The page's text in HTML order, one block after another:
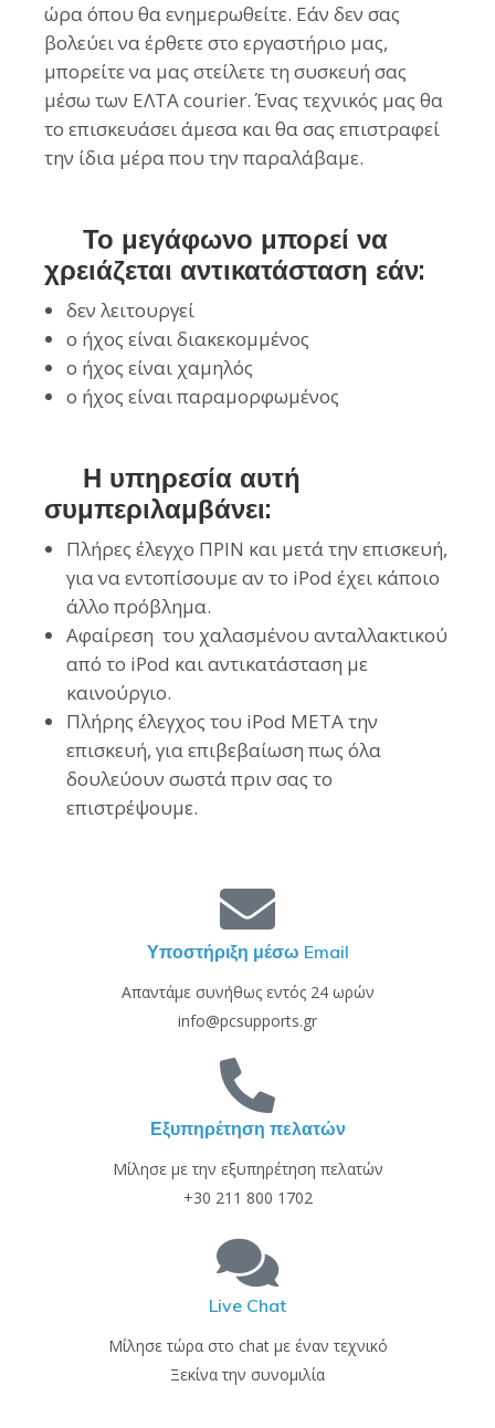
ώραόπου θα ενημερωθείτε. Εάν δεν σας
βολεύει να έρθετε στο εργαστήριο μας,
μπορείτε να μας στείλετε τη συσκευή σας
μέσω των ΕΛΤΑcourier. Ένας τεχνικός μας θα
το επισκευάσει άμεσα και θα σας επιστραφεί
την ίδια μέρα που την παραλάβαμε.
Το μεγάφωνο μπορεί να
χρειάζεται αντικατάσταση εάν:
δεν λειτουργεί
ο ήχος είναι διακεκομμένος
ο ήχος είναι χαμηλός
ο ήχος είναι παραμορφωμένος
Η υπηρεσία αυτή
συμπεριλαμβάνει:
Πλήρες έλεγχο ΠΡΙΝ και μετά την επισκευή,
για να εντοπίσουμε αν το iPod έχει κάποιο
άλλο πρόβλημα.
Αφαίρεση του χαλασμένου ανταλλακτικού
από το iPod και αντικατάσταση με
καινούργιο.
Πλήρης έλεγχος του iPod ΜΕΤΑ την
επισκευή, για επιβεβαίωση πως όλα
δουλεύουν σωστά πριν σας το
επιστρέψουμε.
Υποστήριξη μέσω Email
Απαντάμε συνήθως εντός 24 ωρών
info@pcsupports.gr
Εξυπηρέτηση πελατών
Μίλησε με την εξυπηρέτηση πελατών
+30 211 800 1702
Live Chat
Μίλησε τώρα στο chat με έναν τεχνικό
Ξεκίνα την συνομιλία